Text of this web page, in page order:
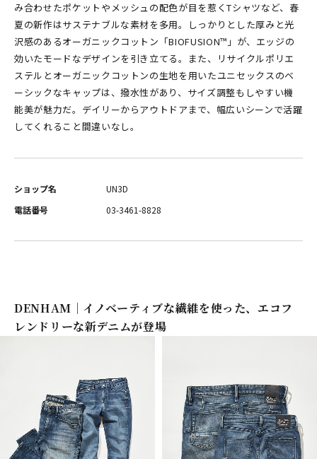
み合わせたポケットやメッシュの配色が目を惹くTシャツなど、春
夏の新作はサステナブルな素材を多用。しっかりとした厚みと光
沢感のあるオーガニックコットン「BIOFUSION™」が、エッジの
効いたモードなデザインを引き立てる。また、リサイクルポリエ
ステルとオーガニックコットンの生地を用いたユニセックスのベ
ーシックなキャップは、撥水性があり、サイズ調整もしやすい機
能美が魅力だ。デイリーからアウトドアまで、幅広いシーンで活躍
してくれること間違いなし。
ショップ名
UN3D
電話番号
03-3461-8828
DENHAM｜イノベーティブな繊維を使った、エコフ
レンドリーな新デニムが登場